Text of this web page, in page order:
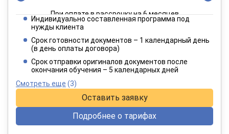
При оплате в рассрочку на 6 месяцев
4 949 руб. / 8 249 руб.
При оплате в рассрочку на 12 месяцев
Индивидуально составленная программа под
нужды клиента
Срок готовности документов – 1 календарный день
(в день оплаты договора)
Срок отправки оригиналов документов после
окончания обучения – 5 календарных дней
Смотреть еще (3)
Оставить заявку
Подробнее о тарифах